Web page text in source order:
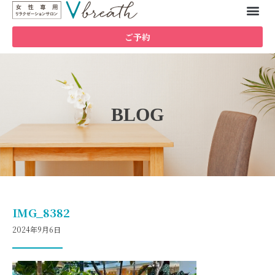
ご予約
BLOG
IMG_8382
2024年9月6日